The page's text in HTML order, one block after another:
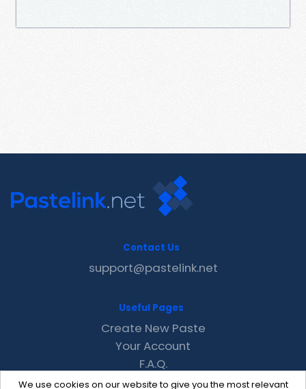
We use cookies on our website to give you the most relevant
Contact Us
support@pastelink.net
Useful Pages
Create New Paste
Your Account
F.A.Q.
Recent